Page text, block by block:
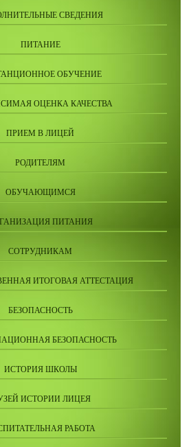
СВЕДЕНИЯ
ПИТАНИЕ
ОБУЧЕНИЕ
ОЦЕНКА КАЧЕСТВА
ПРИЕМ В ЛИЦЕЙ
РОДИТЕЛЯМ
ОБУЧАЮЩИМСЯ
ПИТАНИЯ
СОТРУДНИКАМ
ИТОГОВАЯ АТТЕСТАЦИЯ
БЕЗОПАСНОСТЬ
БЕЗОПАСНОСТЬ
ИСТОРИЯ ШКОЛЫ
ИСТОРИИ ЛИЦЕЯ
РАБОТА